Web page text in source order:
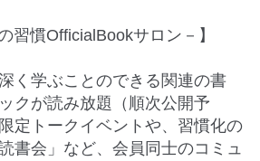
習慣OfficialBookサロン－】
く学ぶことのできる関連の書
クが読み放題（順次公開予
定トークイベントや、習慣化の
書会」など、会員同士のコミュ